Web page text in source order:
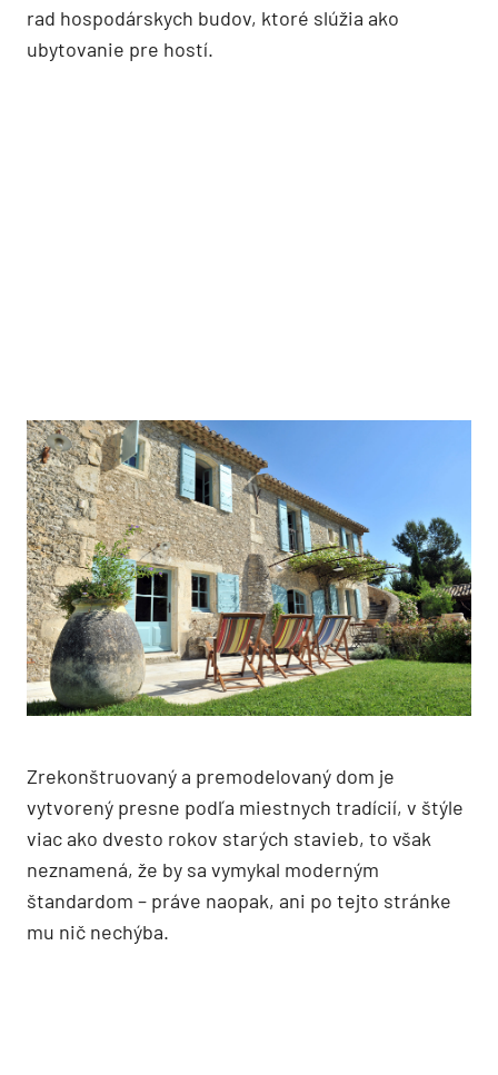
rad hospodárskych budov, ktoré slúžia ako
ubytovanie pre hostí.
Zrekonštruovaný a premodelovaný dom je
vytvorený presne podľa miestnych tradícií, v štýle
viac ako dvesto rokov starých stavieb, to však
neznamená, že by sa vymykal moderným
štandardom – práve naopak, ani po tejto stránke
mu nič nechýba.